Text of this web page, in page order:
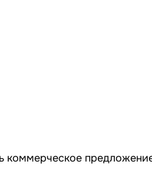
коммерческое